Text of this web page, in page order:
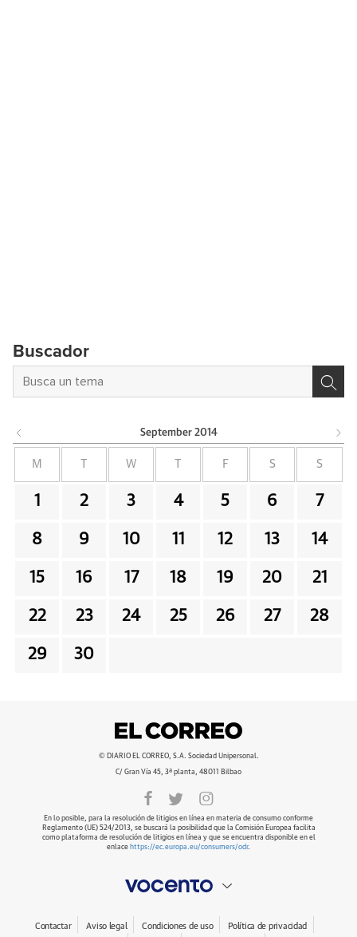
Buscador
September 2014
M W F S S
1 2 3 4 5 6 7
8 9 10 11 12 13 14
15 16 17 18 19 20 21
22 23 24 25 26 27 28
29 30
© DIARIO EL CORREO, S.A. Sociedad Unipersonal.
C/ Gran Vía 45, 3ª planta, 48011 Bilbao
En lo posible, para la resolución de litigios en línea en materia de consumo conforme
Reglamento (UE) 524/2013, se buscará la posibilidad que la Comisión Europea facilita
como plataforma de resolución de litigios en línea y que se encuentra disponible en el
enlace https://ec.europa.eu/consumers/odr.
Contactar Aviso legal Condiciones de uso Política de privacidad